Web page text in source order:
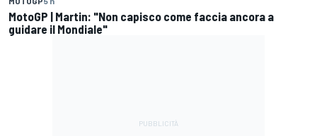
MotoGP | Martin: "Non capisco come faccia ancora a
guidare il Mondiale"